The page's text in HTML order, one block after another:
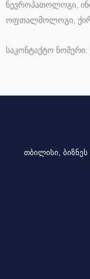
ნევროპათოლოგი,
ოფთალმოლოგი,
საკონტაქტო ნომერი:
თბილისი,